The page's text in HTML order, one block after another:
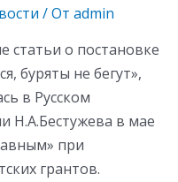
/ От admin
о постановке
буряты не бегут»,
в Русском
Н.А.Бестужева в мае
при
грантов.